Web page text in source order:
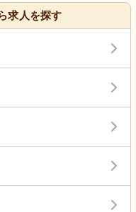
求人を探す